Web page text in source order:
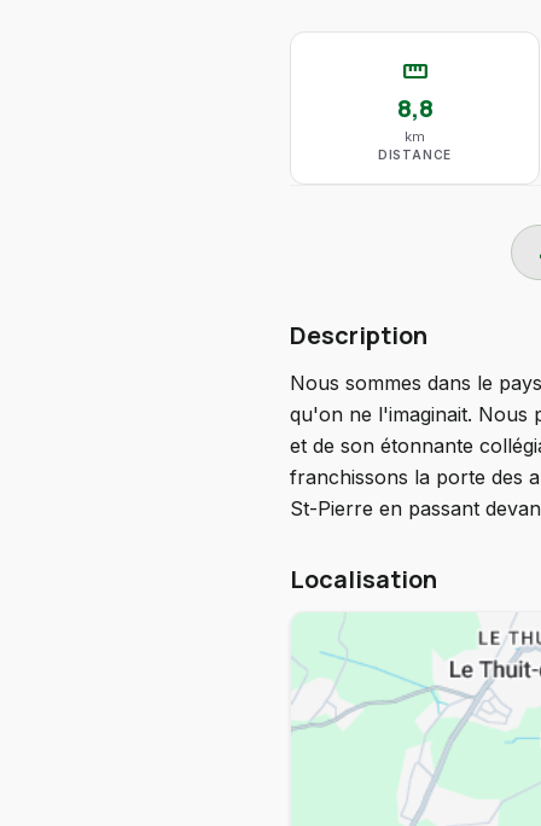
straighten
8,8
km
DISTANCE
Description
Nous sommes dans le
qu'on ne l'imaginait. Nous
et de son étonnante
franchissons la porte des
St-Pierre en passant
Localisation